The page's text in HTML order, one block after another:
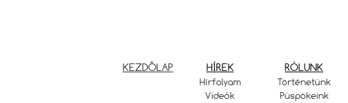
KEZDŐLAP HÍREK
Hírfolyam
Videók
RÓLUNK
Történetünk
Püspökeink